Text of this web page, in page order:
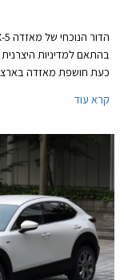
בהתאם למדיניות
כעת חושפת מאזדה
קרא עוד